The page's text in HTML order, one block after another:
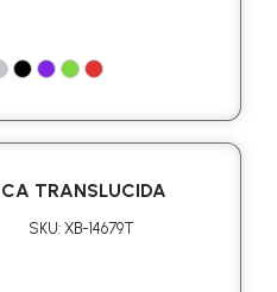
TRANSLUCIDA
SKU: XB-14679T